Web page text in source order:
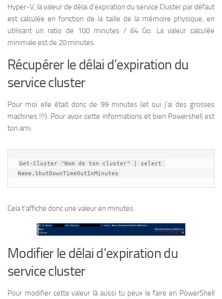
Hyper-V, la valeur de délai d’expiration du service Cluster par défaut
est calculée en fonction de la taille de la mémoire physique, en
utilisant un ratio de 100 minutes / 64 Go. La valeur calculée
minimale est de 20 minutes.
Récupérer le délai d’expiration du
service cluster
Pour moi elle était donc de 99 minutes (et oui j’ai des grosses
machines !!!). Pour avoir cette informations et bien Powershell est
ton ami.
Get-Cluster "Nom de ton cluster" | select
Name,ShutDownTimeOutInMinutes
Cela t’affiche donc une valeur en minutes.
Modifier le délai d’expiration du
service cluster
Pour modifier cette valeur là aussi tu peux le faire en PowerShell